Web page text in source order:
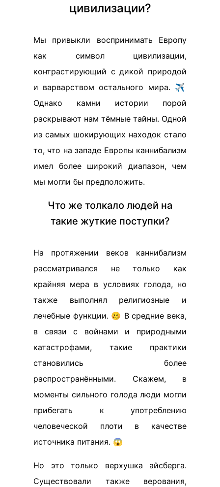
цивилизации?
Мы привыкли воспринимать Европу
как символ цивилизации,
контрастирующий с дикой природой
и варварством остального мира. ✈️
Однако камни истории порой
раскрывают нам тёмные тайны. Одной
из самых шокирующих находок стало
то, что на западе Европы каннибализм
имел более широкий диапазон, чем
мы могли бы предположить.
Что же толкало людей на
такие жуткие поступки?
На протяжении веков каннибализм
рассматривался не только как
крайняя мера в условиях голода, но
также выполнял религиозные и
лечебные функции. 🥴 В средние века,
в связи с войнами и природными
катастрофами, такие практики
становились более
распространёнными. Скажем, в
моменты сильного голода люди могли
прибегать к употреблению
человеческой плоти в качестве
источника питания. 😱
Но это только верхушка айсберга.
Существовали также верования,